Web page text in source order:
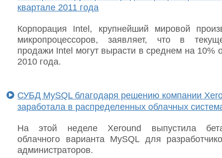
квартале 2011 года
Корпорация Intel, крупнейший мировой
микропроцессоров, заявляет, что в
продажи Intel могут вырасти в среднем на 10%
2010 года.
СУБД MySQL благодаря решению компании
заработала в распределенных облачных
На этой неделе Xeround выпустила
облачного варианта MySQL для
администраторов.